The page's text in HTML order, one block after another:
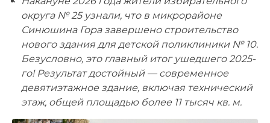
округа № 25 узнали, что в микрорайоне
Синюшина Гора завершено строительство
нового здания для детской поликлиники № 10.
Безусловно, это главный итог ушедшего 2025-
го! Результат достойный — современное
девятиэтажное здание, включая технический
этаж, общей площадью более 11 тысяч кв. м.